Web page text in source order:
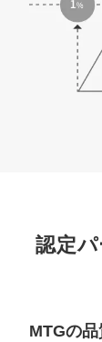
内部監査室長
募集要項一覧
認定
MTGの